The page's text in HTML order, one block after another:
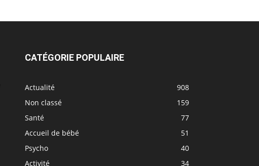
CATÉGORIE POPULAIRE
Actualité
908
Non classé
159
Santé
77
Accueil de bébé
51
Psycho
40
Activité
34